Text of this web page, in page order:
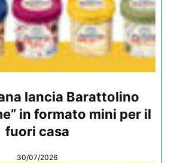
lancia Barattolino
in formato mini per il
fuori casa
30/07/2026